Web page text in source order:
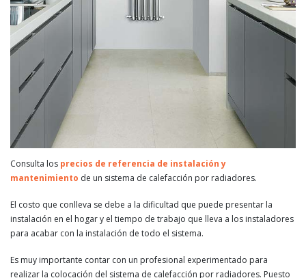
Consulta los precios de referencia de instalación y
mantenimiento de un sistema de calefacción por radiadores.
El costo que conlleva se debe a la dificultad que puede presentar la
instalación en el hogar y el tiempo de trabajo que lleva a los instaladores
para acabar con la instalación de todo el sistema.
Es muy importante contar con un profesional experimentado para
realizar la colocación del sistema de calefacción por radiadores. Puesto